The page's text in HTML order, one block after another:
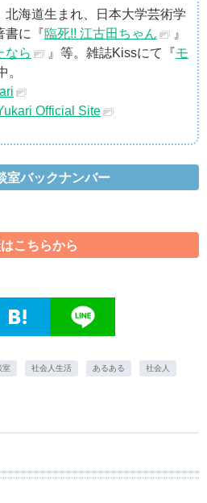
海道生まれ、日本大学芸術学
書に『臨死!! 江古田ちゃん
』
なら 』等。雑誌Kissにて『モ
。
Official Site
室バックナンバー
こちらから
室 社会人生活 あるある 社会人